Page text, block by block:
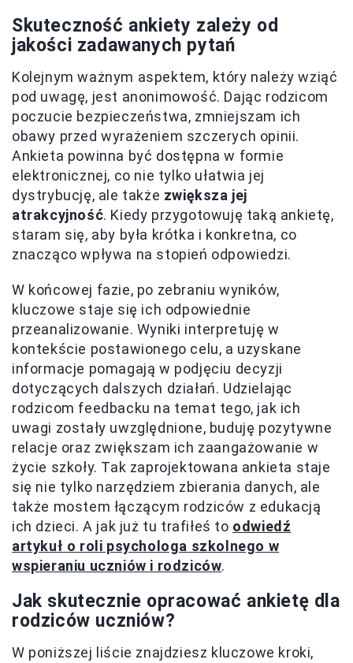
Skuteczność ankiety zależy od
jakości zadawanych pytań
Kolejnym ważnym aspektem, który należy wziąć
pod uwagę, jest anonimowość. Dając rodzicom
poczucie bezpieczeństwa, zmniejszam ich
obawy przed wyrażeniem szczerych opinii.
Ankieta powinna być dostępna w formie
elektronicznej, co nie tylko ułatwia jej
dystrybucję, ale także zwiększa jej
atrakcyjność. Kiedy przygotowuję taką ankietę,
staram się, aby była krótka i konkretna, co
znacząco wpływa na stopień odpowiedzi.
W końcowej fazie, po zebraniu wyników,
kluczowe staje się ich odpowiednie
przeanalizowanie. Wyniki interpretuję w
kontekście postawionego celu, a uzyskane
informacje pomagają w podjęciu decyzji
dotyczących dalszych działań. Udzielając
rodzicom feedbacku na temat tego, jak ich
uwagi zostały uwzględnione, buduję pozytywne
relacje oraz zwiększam ich zaangażowanie w
życie szkoły. Tak zaprojektowana ankieta staje
się nie tylko narzędziem zbierania danych, ale
także mostem łączącym rodziców z edukacją
ich dzieci. A jak już tu trafiłeś to odwiedź
artykuł o roli psychologa szkolnego w
wspieraniu uczniów i rodziców.
Jak skutecznie opracować ankietę dla
rodziców uczniów?
W poniższej liście znajdziesz kluczowe kroki,